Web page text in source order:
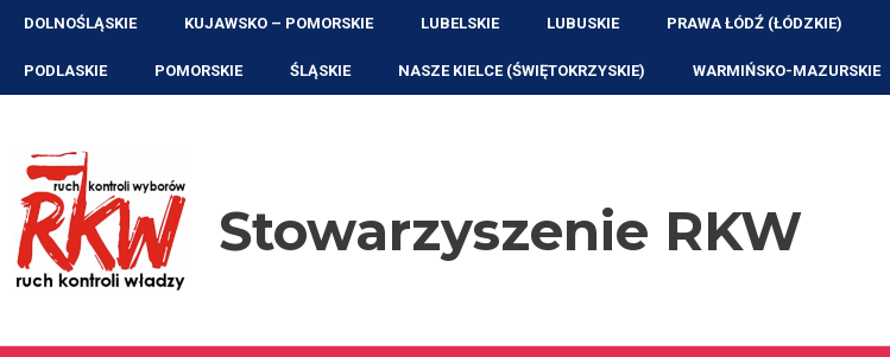
Przejdź
treści
DOLNOŚLĄSKIE KUJAWSKO – POMORSKIE LUBELSKIE LUBUSKIE PRAWA ŁÓDŹ (ŁÓDZKIE)
PODLASKIE POMORSKIE ŚLĄSKIE NASZE KIELCE (ŚWIĘTOKRZYSKIE) WARMIŃSKO-MAZURSKIE
Stowarzyszenie RKW